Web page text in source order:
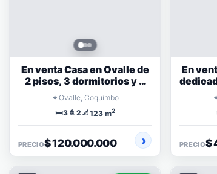
En venta Casa en Ovalle de
2 pisos, 3 dormitorios y 2
baños
⌖ Ovalle, Coquimbo
🛏️3 🚿 2📐123 m2
PRECIO$ 120.000.000
En
PRECIO$